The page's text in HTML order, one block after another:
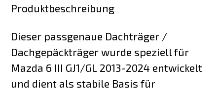
Produktbeschreibung
Dieser passgenaue Dachträger /
Dachgepäckträger wurde speziell für
Mazda 6 III GJ1/GL 2013-2024 entwickelt
und dient als stabile Basis für